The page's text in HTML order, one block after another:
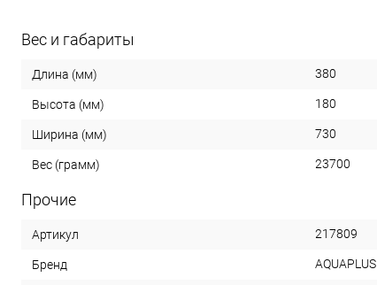
Вес и габариты
Длина (мм) 380
Высота (мм) 180
Ширина (мм) 730
Вес (грамм) 23700
Прочие
Артикул 217809
Бренд AQUAPLUS